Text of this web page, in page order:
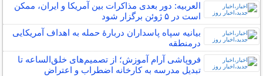
العربیه: دور بعدی مذاکرات بین آمریکا و ایران، ممکن
است در ۵ ژوئن برگزار شود
بیانیه سپاه پاسداران دربارۀ حمله به اهداف آمریکایی
درمنطقه
فروپاشی آرام آموزش؛ از تصمیم‌های خلق‌الساعه تا
تبدیل مدرسه به کارخانه اضطراب و اعتراض